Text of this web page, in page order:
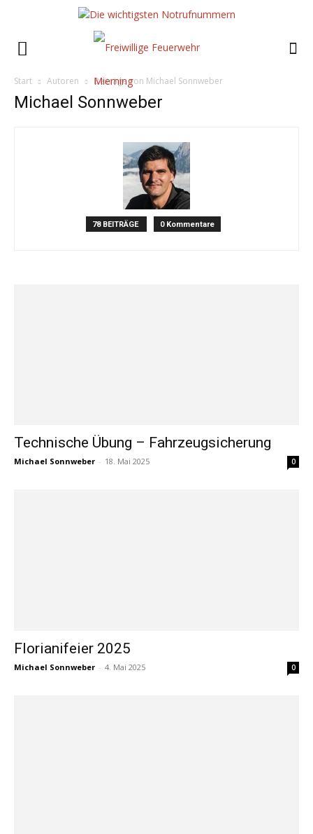
Start Autoren Beiträge von Michael Sonnweber
Michael Sonnweber
78 BEITRÄGE 0 Kommentare
Technische Übung – Fahrzeugsicherung
Michael Sonnweber - 18. Mai 2025 0
Florianifeier 2025
Michael Sonnweber - 4. Mai 2025 0